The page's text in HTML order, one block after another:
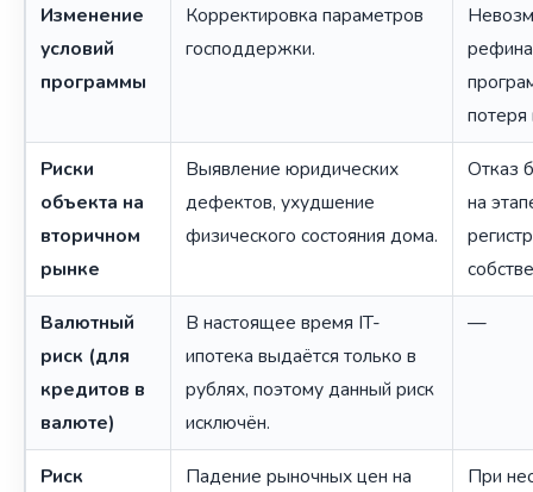
Изменение
условий
программы
Корректировка параметров
господдержки.
потеря
Риски
объекта на
вторичном
рынке
Выявление юридических
дефектов, ухудшение
физического состояния дома.
Отказ
на
Валютный
риск (для
кредитов в
валюте)
В настоящее время IT-
ипотека выдаётся только в
рублях, поэтому данный риск
исключён.
—
Риск
Падение рыночных цен на
При